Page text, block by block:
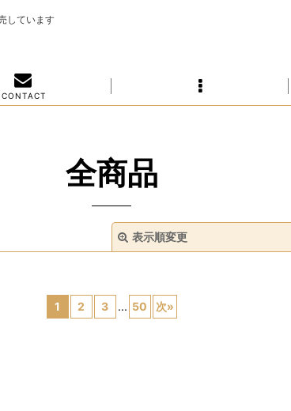
しています
C O N T A C T
全商品
表示順変更
1 2 3 ... 50 次»